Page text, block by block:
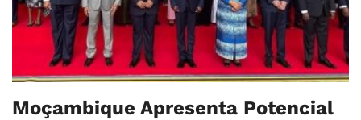
Moçambique Apresenta Potencial